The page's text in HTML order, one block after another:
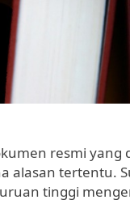
resmi yang
alasan tertentu.
tinggi